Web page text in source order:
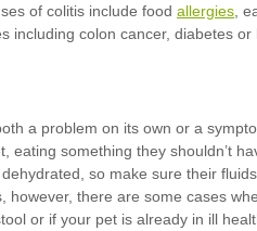
allergies